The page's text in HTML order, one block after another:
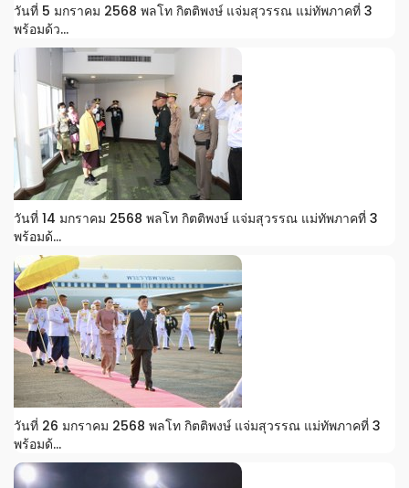
วันที่ 5 มกราคม 2568 พลโท กิตติพงษ์ แจ่มสุวรรณ แม่ทัพภาคที่ 3
พร้อมด้ว...
วันที่ 14 มกราคม 2568 พลโท กิตติพงษ์ แจ่มสุวรรณ แม่ทัพภาคที่ 3
พร้อมด้...
วันที่ 26 มกราคม 2568 พลโท กิตติพงษ์ แจ่มสุวรรณ แม่ทัพภาคที่ 3
พร้อมด้...